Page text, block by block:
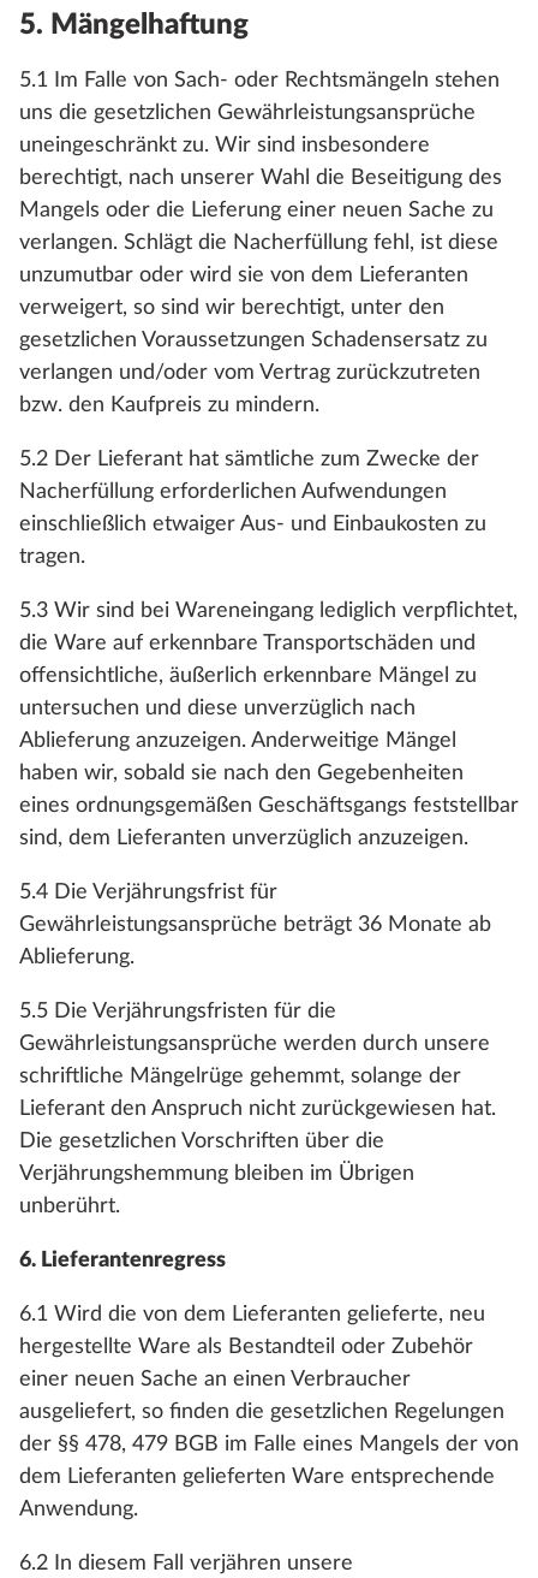
5. Mängelhaftung
5.1 Im Falle von Sach- oder Rechtsmängeln stehen
uns die gesetzlichen Gewährleistungsansprüche
uneingeschränkt zu. Wir sind insbesondere
berechtigt, nach unserer Wahl die Beseitigung des
Mangels oder die Lieferung einer neuen Sache zu
verlangen. Schlägt die Nacherfüllung fehl, ist diese
unzumutbar oder wird sie von dem Lieferanten
verweigert, so sind wir berechtigt, unter den
gesetzlichen Voraussetzungen Schadensersatz zu
verlangen und/oder vom Vertrag zurückzutreten
bzw. den Kaufpreis zu mindern.
5.2 Der Lieferant hat sämtliche zum Zwecke der
Nacherfüllung erforderlichen Aufwendungen
einschließlich etwaiger Aus- und Einbaukosten zu
tragen.
5.3 Wir sind bei Wareneingang lediglich verpflichtet,
die Ware auf erkennbare Transportschäden und
offensichtliche, äußerlich erkennbare Mängel zu
untersuchen und diese unverzüglich nach
Ablieferung anzuzeigen. Anderweitige Mängel
haben wir, sobald sie nach den Gegebenheiten
eines ordnungsgemäßen Geschäftsgangs feststellbar
sind, dem Lieferanten unverzüglich anzuzeigen.
5.4 Die Verjährungsfrist für
Gewährleistungsansprüche beträgt 36 Monate ab
Ablieferung.
5.5 Die Verjährungsfristen für die
Gewährleistungsansprüche werden durch unsere
schriftliche Mängelrüge gehemmt, solange der
Lieferant den Anspruch nicht zurückgewiesen hat.
Die gesetzlichen Vorschriften über die
Verjährungshemmung bleiben im Übrigen
unberührt.
6. Lieferantenregress
6.1 Wird die von dem Lieferanten gelieferte, neu
hergestellte Ware als Bestandteil oder Zubehör
einer neuen Sache an einen Verbraucher
ausgeliefert, so finden die gesetzlichen Regelungen
der §§ 478, 479 BGB im Falle eines Mangels der von
dem Lieferanten gelieferten Ware entsprechende
Anwendung.
6.2 In diesem Fall verjähren unsere